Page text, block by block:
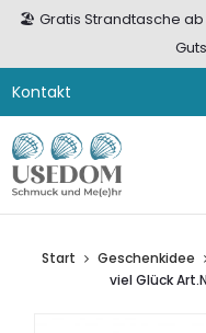
🏖️ Gratis Strandtasche ab
Kontakt
Start Geschenkidee
viel Glück